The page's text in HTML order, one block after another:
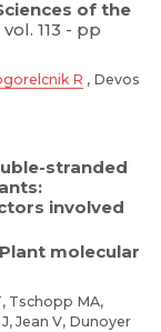
of the
vol. 113 - pp
R , Devos
stranded
involved
Plant molecular
Tschopp MA,
Jean V, Dunoyer